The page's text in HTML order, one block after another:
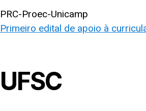
PRC-Proec-Unicamp
Primeiro edital de apoio à
UFSC